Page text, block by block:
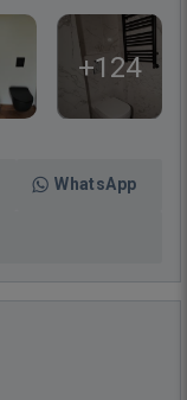
+124
WhatsApp